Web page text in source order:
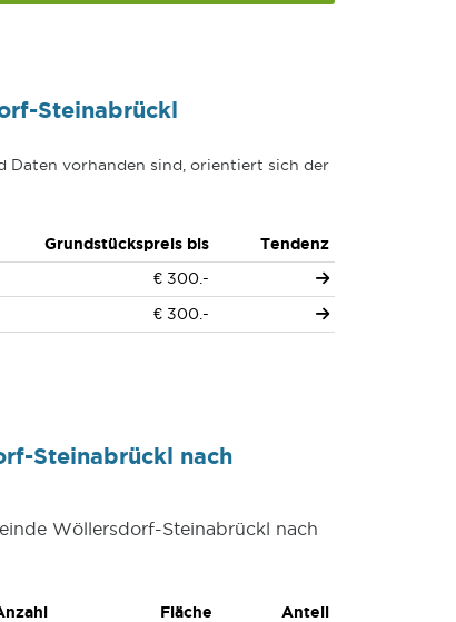
Steinabrückl
Daten vorhanden sind, orientiert sich der
Grundstückspreis bis
Tendenz
€ 300.-
€ 300.-
Steinabrückl nach
Wöllersdorf-Steinabrückl nach
Fläche
Anteil